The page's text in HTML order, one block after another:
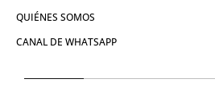
QUIÉNES SOMOS
CANAL DE WHATSAPP